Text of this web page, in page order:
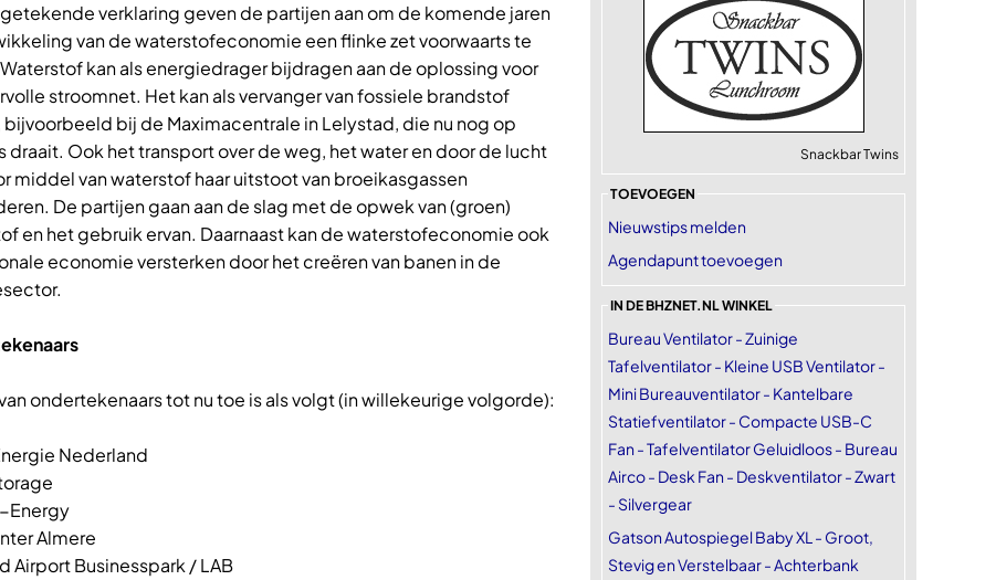
verklaring geven de partijen aan om de komende jaren
van de waterstofeconomie een flinke zet voorwaarts te
kan als energiedrager bijdragen aan de oplossing voor
stroomnet. Het kan als vervanger van fossiele brandstof
bijvoorbeeld bij de Maximacentrale in Lelystad, die nu nog op
draait. Ook het transport over de weg, het water en door de lucht
middel van waterstof haar uitstoot van broeikasgassen
De partijen gaan aan de slag met de opwek van (groen)
en het gebruik ervan. Daarnaast kan de waterstofeconomie ook
economie versterken door het creëren van banen in de
ondertekenaars tot nu toe is als volgt (in willekeurige volgorde):
Nederland
Energy
Almere
Airport Businesspark / LAB
Snackbar Twins
TOEVOEGEN
Nieuwstips melden
Agendapunt toevoegen
IN DE BHZNET.NL WINKEL
Bureau Ventilator - Zuinige
Tafelventilator - Kleine USB Ventilator -
Mini Bureauventilator - Kantelbare
Statiefventilator - Compacte USB-C
Fan - Tafelventilator Geluidloos - Bureau
Airco - Desk Fan - Deskventilator - Zwart
- Silvergear
Gatson Autospiegel Baby XL - Groot,
Stevig en Verstelbaar - Achterbank